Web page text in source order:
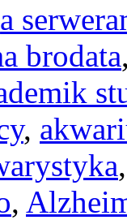
brodata
,
,